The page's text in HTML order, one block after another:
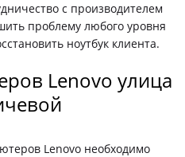
с производителем
проблему любого уровня
ноутбук клиента.
Lenovo улица
Lenovo необходимо